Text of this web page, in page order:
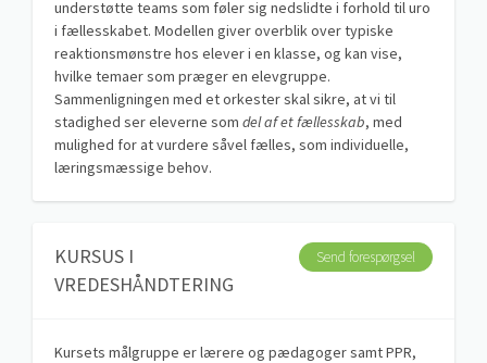
understøtte teams som føler sig nedslidte i forhold til uro
i fællesskabet. Modellen giver overblik over typiske
reaktionsmønstre hos elever i en klasse, og kan vise,
hvilke temaer som præger en elevgruppe.
Sammenligningen med et orkester skal sikre, at vi til
stadighed ser eleverne som del af et fællesskab, med
mulighed for at vurdere såvel fælles, som individuelle,
læringsmæssige behov.
Send forespørgsel
KURSUS I
VREDESHÅNDTERING
Kursets målgruppe er lærere og pædagoger samt PPR,